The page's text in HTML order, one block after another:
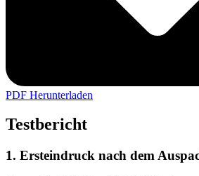
PDF Herunterladen
Testbericht
1. Ersteindruck nach dem